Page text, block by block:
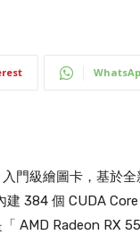
門級繪圖卡，基於
384 個 CUDA
AMD Radeon RX